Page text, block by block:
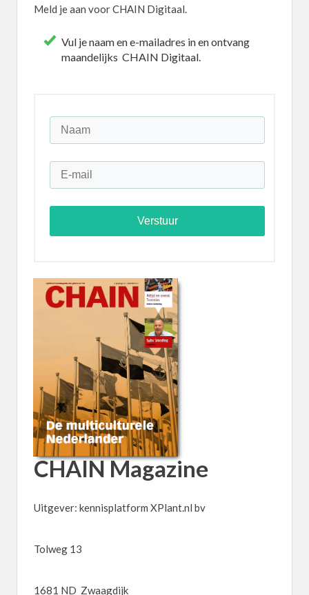
Meld je aan voor CHAIN Digitaal.
Vul je naam en e-mailadres in en ontvang
maandelijks CHAIN Digitaal.
Verstuur
CHAINMagazine
Uitgever: kennisplatform XPlant.nl bv
Tolweg 13
1681 ND Zwaagdijk